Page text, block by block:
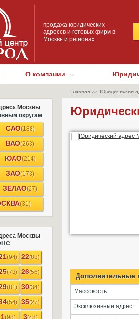
продажа юридических
адресов и готовых фирм в
Москве и регионах
О компании
Москвы
округам
САО(188)
ВАО(263)
ЮАО(214)
ЗАО(173)
ЗЕЛАО(27)
(31)
Москвы
(94) 22(88)
(73) 26(56)
(81) 30(34)
(54) 35(27)
1(98) 3(43)
Главная >> Юридические
Дополнительные
Массовость
Эксклюзивный адрес